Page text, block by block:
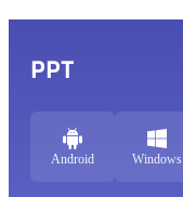
PPT
Android Windows